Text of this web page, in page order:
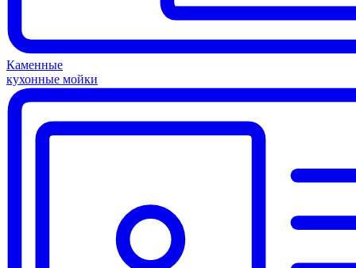
Каменные
кухонные мойки